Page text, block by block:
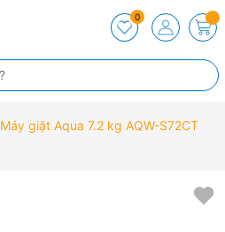
0
Máy giặt Aqua 7.2 kg AQW-S72CT